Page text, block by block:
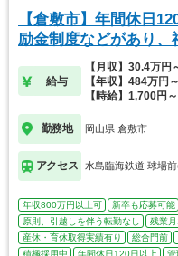
【倉敷市】年間休日
励金制度などがあり、
給与
【月収】30.4万
【年収】484万円
【時給】1,700円
勤務地 岡山県 倉敷市
アクセス 水島臨海鉄道 球場
年収800万円以上可 新卒も応募可能
原則、引越しを伴う転勤なし
残業
産休・育休取得実績有り
総合門前
積極採用中
年間休日120日以上 管